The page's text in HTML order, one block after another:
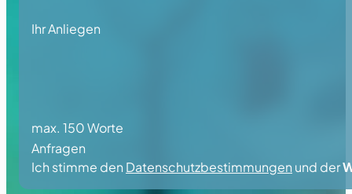
Ihr Anliegen
max. 150 Worte
Anfragen
Ich stimme den Datenschutzbestimmungen und der